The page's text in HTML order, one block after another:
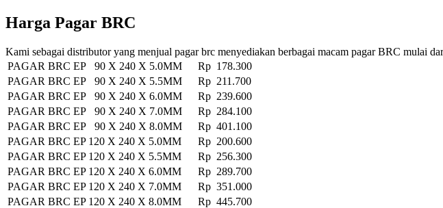
Harga Pagar BRC
Kami sebagai distributor yang menjual pagar brc menyediakan berbagai macam pagar BRC mulai
PAGAR BRC EP 90 X 240 X 5.0MM
Rp 178.300
PAGAR BRC EP 90 X 240 X 5.5MM
Rp 211.700
PAGAR BRC EP 90 X 240 X 6.0MM
Rp 239.600
PAGAR BRC EP 90 X 240 X 7.0MM
Rp 284.100
PAGAR BRC EP 90 X 240 X 8.0MM
Rp 401.100
PAGAR BRC EP 120 X 240 X 5.0MM
Rp 200.600
PAGAR BRC EP 120 X 240 X 5.5MM
Rp 256.300
PAGAR BRC EP 120 X 240 X 6.0MM
Rp 289.700
PAGAR BRC EP 120 X 240 X 7.0MM
Rp 351.000
PAGAR BRC EP 120 X 240 X 8.0MM
Rp 445.700